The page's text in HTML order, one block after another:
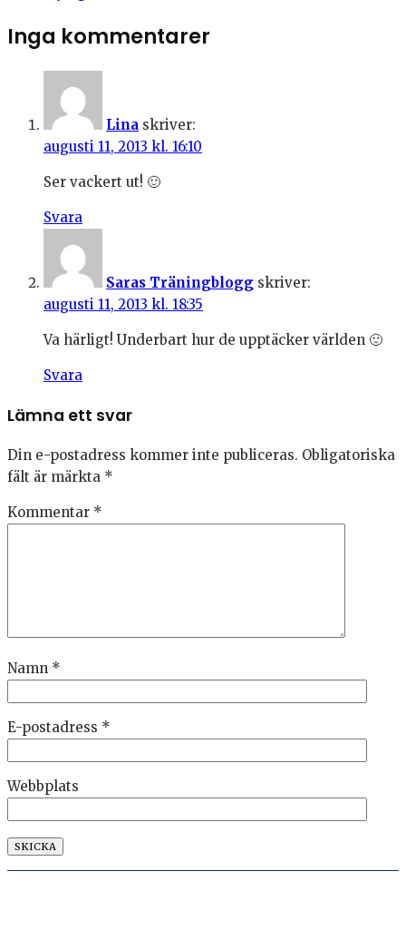
Inga kommentarer
Lina skriver:
augusti 11, 2013 kl. 16:10
Ser vackert ut! 🙂
Svara
Saras Träningblogg skriver:
augusti 11, 2013 kl. 18:35
Va härligt! Underbart hur de upptäcker världen 🙂
Svara
Lämna ett svar
Din e-postadress kommer inte publiceras. Obligatoriska
fält är märkta *
Kommentar *
Namn *
E-postadress *
Webbplats